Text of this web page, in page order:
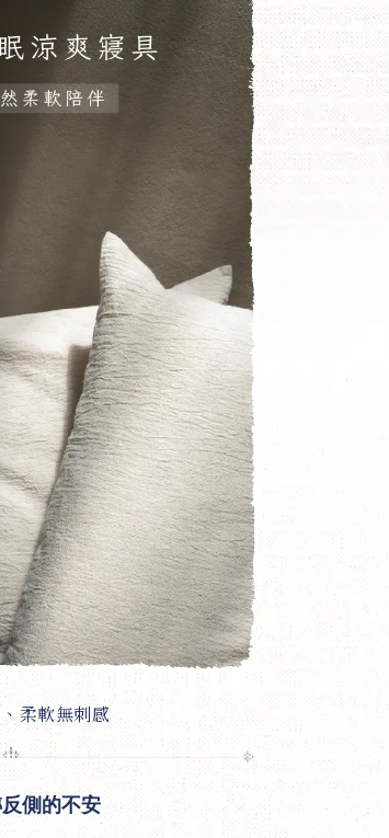
柔軟無刺感
側的不安